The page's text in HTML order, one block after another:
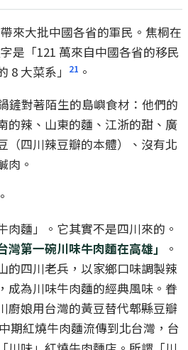
來大批中國各省的軍民。焦桐在
是「121 萬來自中國各省的移民
8 大菜系」
21 。
鏟對著陌生的島嶼食材：他們的
的辣、山東的麵、江浙的甜、廣
（四川辣豆瓣的本體）、沒有北
肉。
。
肉麵」。它其實不是四川來的。
台灣第一碗川味牛肉麵在高雄」
。
的四川老兵，以家鄉口味調製辣
成為川味牛肉麵的經典風味。眷
廚娘用台灣的黃豆替代郫縣豆瓣
期紅燒牛肉麵流傳到北台灣，台